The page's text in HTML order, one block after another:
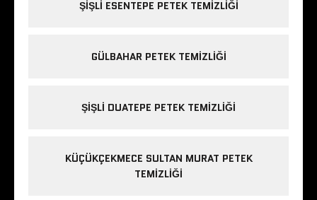
ŞIŞLI ESENTEPE PETEK TEMIZLIĞI
GÜLBAHAR PETEK TEMIZLIĞI
ŞIŞLI DUATEPE PETEK TEMIZLIĞI
KÜÇÜKÇEKMECE SULTAN MURAT PETEK
TEMIZLIĞI